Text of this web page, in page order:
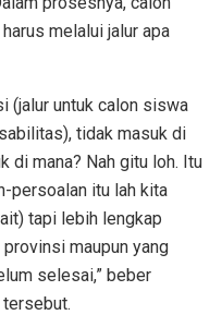
melalui jalur apa
(jalur untuk calon siswa
tidak masuk di
di mana? Nah gitu loh. Itu
persoalan itu lah kita
tapi lebih lengkap
maupun yang
selesai,” beber